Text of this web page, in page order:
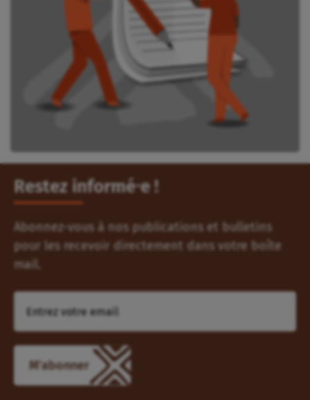
Restez informé⸱e !
Abonnez-vous à nos publications et bulletins
pour les recevoir directement dans votre boîte
mail.
M'abonner